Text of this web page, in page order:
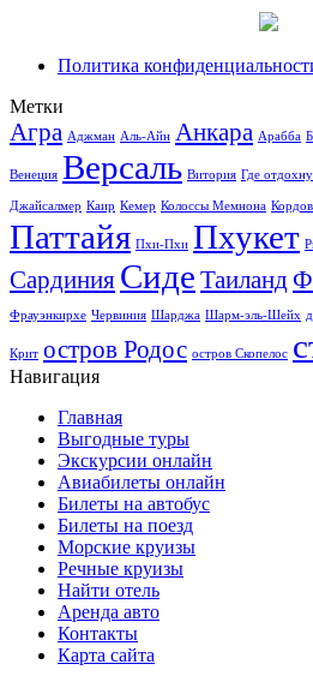
Политика
Метки
Агра Аджман Аль-Айн Анкара Арабба
Венеция Версаль Витория Где
Джайсалмер Каир Кемер Колоссы Мемнона
Паттайя Пхи-Пхи Пхукет
Сардиния Сиде Таиланд
Фрауэнкирхе Червиния Шарджа Шарм-эль-Шейх
Крит остров Родос остров Скопелос
Навигация
Главная
Выгодные туры
Экскурсии онлайн
Авиабилеты онлайн
Билеты на автобус
Билеты на поезд
Морские круизы
Речные круизы
Найти отель
Аренда авто
Контакты
Карта сайта